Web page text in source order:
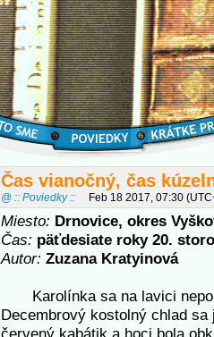
Čas vianočný, čas
@ :: Poviedky :: Feb 18 2017, 07:30
Miesto: Drnovice, okres
Čas: päťdesiate roky 20.
Autor: Zuzana Kratyinová
Karolínka sa na lavici
Decembrový kostolný chlad sa
červený kabátik a hoci bola